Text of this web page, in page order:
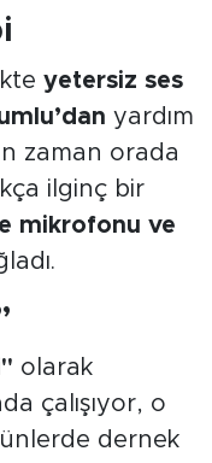
yetersiz ses
yardım
zaman orada
ilginç bir
mikrofonu ve
olarak
çalışıyor, o
dernek